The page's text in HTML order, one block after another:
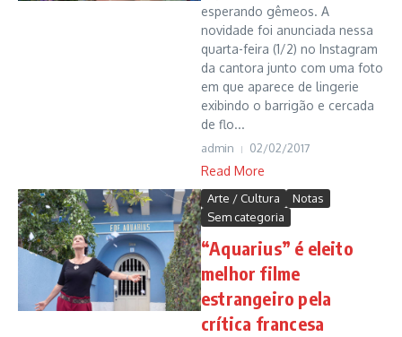
esperando gêmeos. A
novidade foi anunciada nessa
quarta-feira (1/2) no Instagram
da cantora junto com uma foto
em que aparece de lingerie
exibindo o barrigão e cercada
de flo...
admin 02/02/2017
Read More
Arte / Cultura
Notas
Sem categoria
“Aquarius” é eleito
melhor filme
estrangeiro pela
crítica francesa